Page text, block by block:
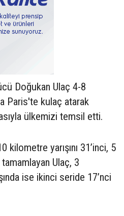
Doğukan Ulaç 4-8
Paris'te kulaç atarak
ülkemizi temsil etti.
kilometre yarışını 31’inci, 5
Ulaç, 3
ise ikinci seride 17’nci